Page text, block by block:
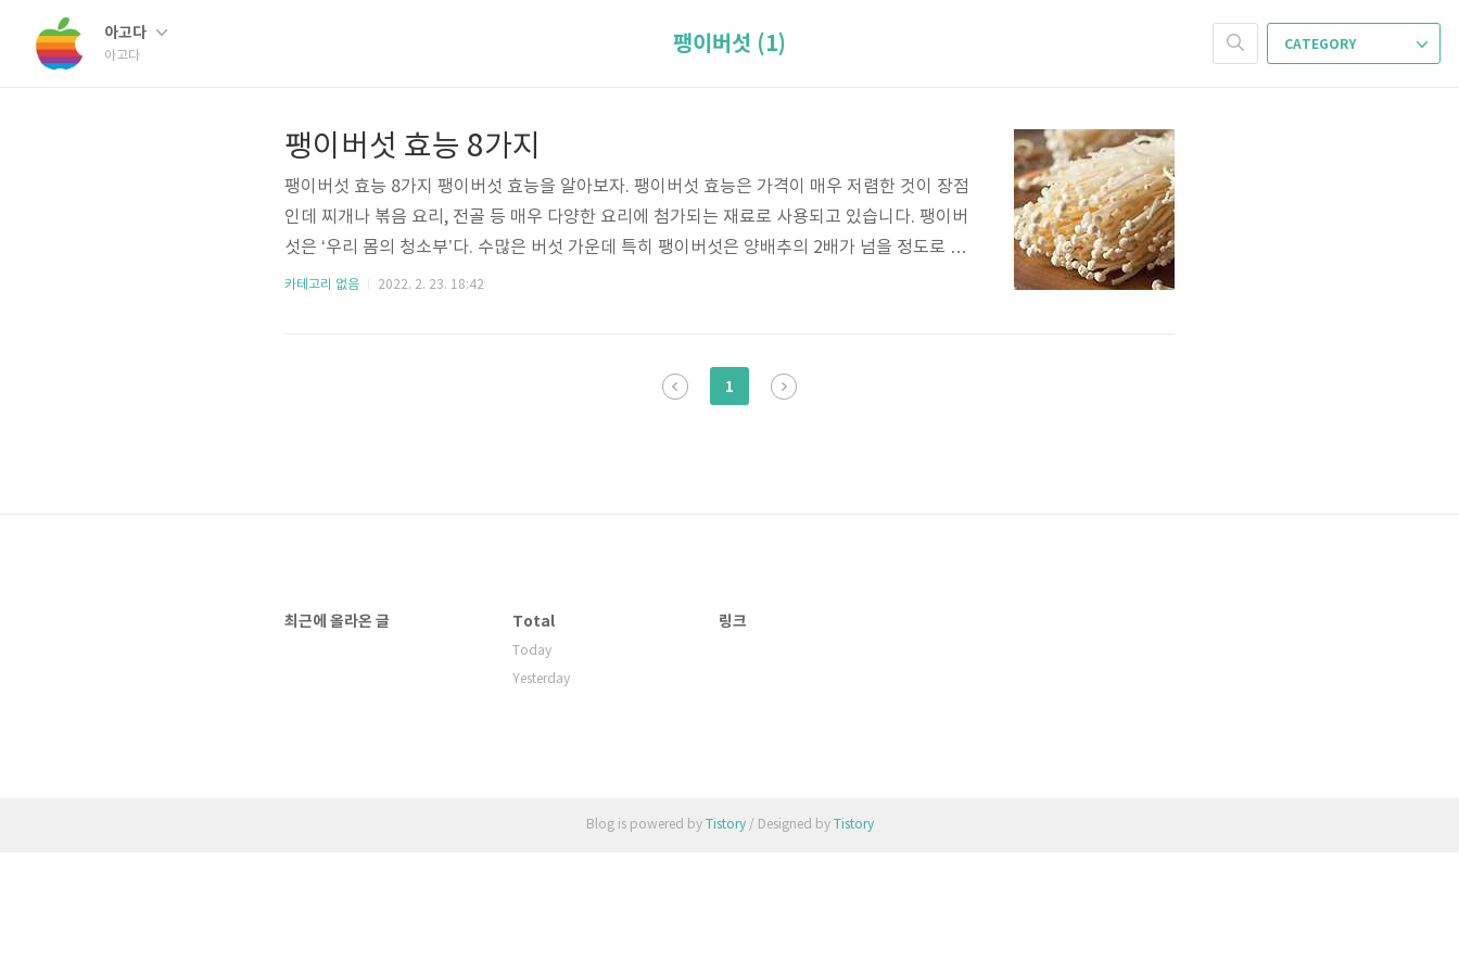
아고다
아고다
CATEGORY
팽이버섯 (1)
팽이버섯 효능 8가지
팽이버섯 효능 8가지 팽이버섯 효능을 알아보자. 팽이버섯 효능은 가격이 매우 저렴한 것이 장점
인데 찌개나 볶음 요리, 전골 등 매우 다양한 요리에 첨가되는 재료로 사용되고 있습니다. 팽이버
섯은 ‘우리 몸의 청소부’다. 수많은 버섯 가운데 특히 팽이버섯은 양배추의 2배가 넘을 정도로 식
이섬유가 풍부하고, 배설 효과가 높은 버섯키토산(chitoglucan)을 가장 많이 함유하고 있어, 체내
에 비해 우리 몸에 매우 이로운 효능과 효과를 나타내고 있습니다. 팽이버섯은 10월 ~ 11월 정도
카테고리 없음 2022. 2. 23. 18:42
1
최근에 올라온 글 Total
Today
Yesterday
링크
Blog is powered by Tistory/ Designed by Tistory